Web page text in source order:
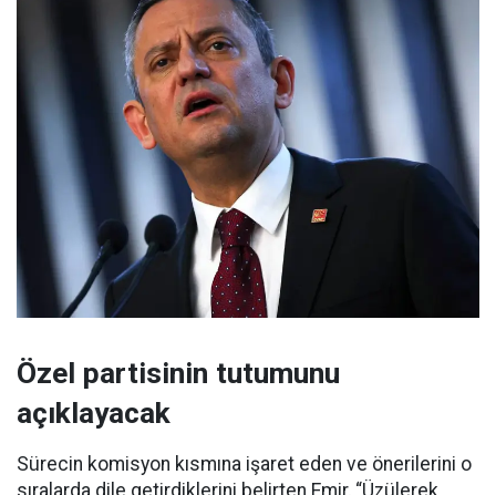
Özel partisinin tutumunu
açıklayacak
Sürecin komisyon kısmına işaret eden ve önerilerini o
sıralarda dile getirdiklerini belirten Emir, “Üzülerek